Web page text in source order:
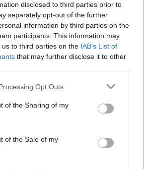
disclosed to third parties prior to
separately opt-out of the further
information by third parties on the
participants. This information may
to third parties on the IAB’s List of
that may further disclose it to other
website/app uses one or more Google
or usage behaviour. You may click to
to Google and its third-party tags to
specified purposes in below Google
Opt Outs
of the Sharing of my
of the Sale of my
συνομιλίες μεταξύ του
(SPD), του Φιλελεύθερου
των Πρασίνων για τον
συνασπισμού στη
ήδη στο Βερολίνο.
δήλωσε απλώς ο
Ρόμπερτ Χάμπεκ. Ο
Νόρμπερτ Βάλτερ-
πιο ομιλητικός, ενώ ο